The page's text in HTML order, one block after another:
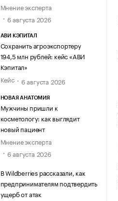
Мнение эксперта
6 августа 2026
АВИ КЭПИТАЛ
Сохранить агроэкспортеру
194,5 млн рублей: кейс «АВИ
Кэпитал»
Кейс
6 августа 2026
НОВАЯ АНАТОМИЯ
Мужчины пришли к
косметологу: как выглядит
новый пациент
Мнение эксперта
6 августа 2026
В Wildberries рассказали, как
предпринимателям подтвердить
ущерб от атак